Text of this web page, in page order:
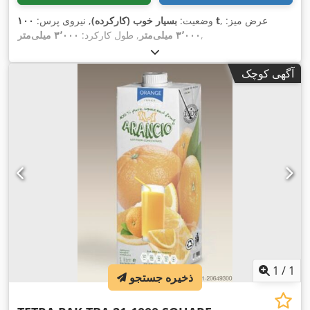
وضعیت: بسیار خوب (کارکرده), نیروی پرس: ۱۰۰ t , عرض میز:
۳٬۰۰۰ میلی‌متر
, طول کارکرد: ۳٬۰۰۰ میلی‌متر ,
آگهی کوچک
1 / 1 ذخیره جستجو